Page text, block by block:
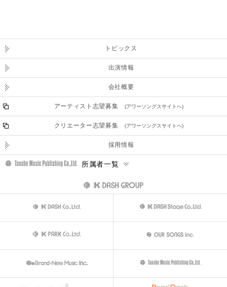
トピックス
出演情報
会社概要
アーティスト志望募集 (アワーソングスサイトへ)
クリエーター志望募集 (アワーソングスサイトへ)
採用情報
所属者一覧